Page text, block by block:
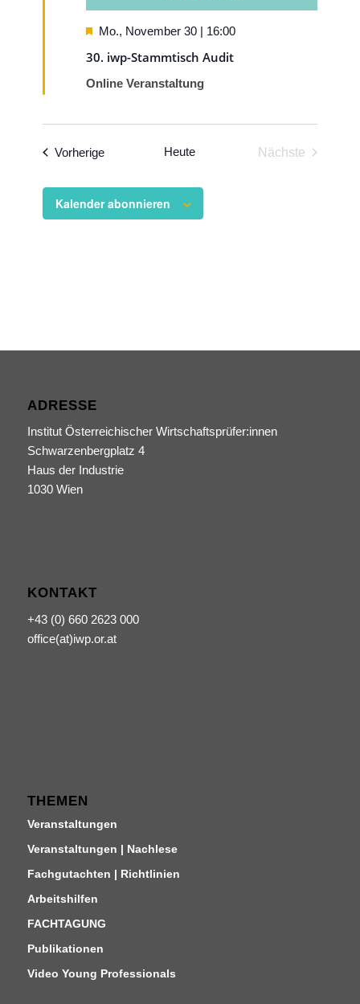
30. iwp-Stammtisch Audit
Hervorgehoben
Mo., November 30 | 16:00
Online Veranstaltung
VorherigeVeranstaltungen
Heute
Nächste
Kalender abonnieren
ADRESSE
Institut Österreichischer Wirtschaftsprüfer:innen
Schwarzenbergplatz 4
Haus der Industrie
1030 Wien
KONTAKT
+43 (0) 660 2623 000
office(at)iwp.or.at
THEMEN
Veranstaltungen
Veranstaltungen | Nachlese
Fachgutachten | Richtlinien
Arbeitshilfen
FACHTAGUNG
Publikationen
Video Young Professionals